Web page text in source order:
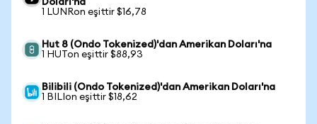
Doları'na
1 LUNRon eşittir $16,78
Hut 8 (Ondo Tokenized)'dan Amerikan Doları'na
1 HUTon eşittir $88,93
Bilibili (Ondo Tokenized)'dan Amerikan Doları'na
1 BILIon eşittir $18,62